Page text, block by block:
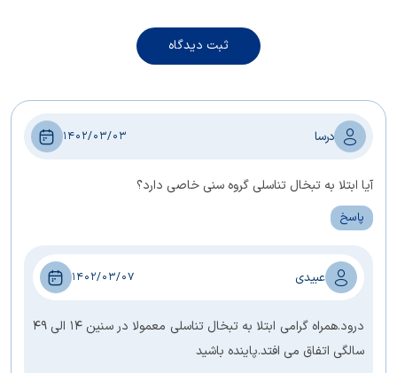
ثبت دیدگاه
درسا 1402/03/03
آیا ابتلا به تبخال تناسلی گروه سنی خاصی دارد؟
پاسخ
عبیدی 1402/03/07
درود.همراه گرامی ابتلا به تبخال تناسلی معمولا در سنین 14 الی 49
سالگی اتفاق می افتد.پاینده باشید